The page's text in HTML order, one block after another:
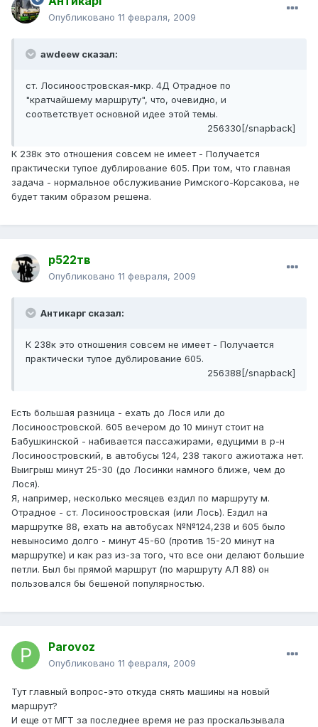
Опубликовано 11 февраля, 2009
awdeew сказал:
ст. Лосиноостровская-мкр. 4Д Отрадное по
"кратчайшему маршруту", что, очевидно, и
соответствует основной идее этой темы.
256330[/snapback]
К 238к это отношения совсем не имеет - Получается
практически тупое дублирование 605. При том, что главная
задача - нормальное обслуживание Римского-Корсакова, не
будет таким образом решена.
р522тв
Опубликовано 11 февраля, 2009
Антикарг сказал:
К 238к это отношения совсем не имеет - Получается
практически тупое дублирование 605.
256388[/snapback]
Есть большая разница - ехать до Лося или до
Лосиноостровской. 605 вечером до 10 минут стоит на
Бабушкинской - набивается пассажирами, едущими в р-н
Лосиноостровский, в автобусы 124, 238 такого ажиотажа нет.
Выигрыш минут 25-30 (до Лосинки намного ближе, чем до
Лося).
Я, например, несколько месяцев ездил по маршруту м.
Отрадное - ст. Лосиноостровская (или Лось). Ездил на
маршрутке 88, ехать на автобусах №№124,238 и 605 было
невыносимо долго - минут 45-60 (против 15-20 минут на
маршрутке) и как раз из-за того, что все они делают большие
петли. Был бы прямой маршрут (по маршруту АЛ 88) он
пользовался бы бешеной популярностью.
Parovoz
Опубликовано 11 февраля, 2009
Тут главный вопрос-это откуда снять машины на новый
маршрут?
И еще от МГТ за последнее время не раз проскальзывала